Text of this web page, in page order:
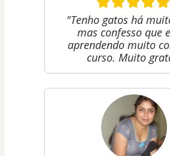
"Tenho gatos há
mas confesso que
aprendendo muito
curso. Muito